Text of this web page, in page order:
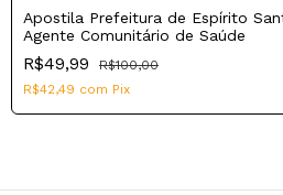
Apostila Prefeitura de Espírito
Agente Comunitário de Saúde
R$49,99
R$100,00
R$42,49 com Pix